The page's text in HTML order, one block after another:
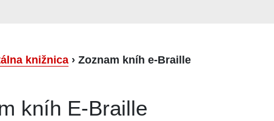
knižnica › Zoznam kníh e-Braille
kníh E-Braille